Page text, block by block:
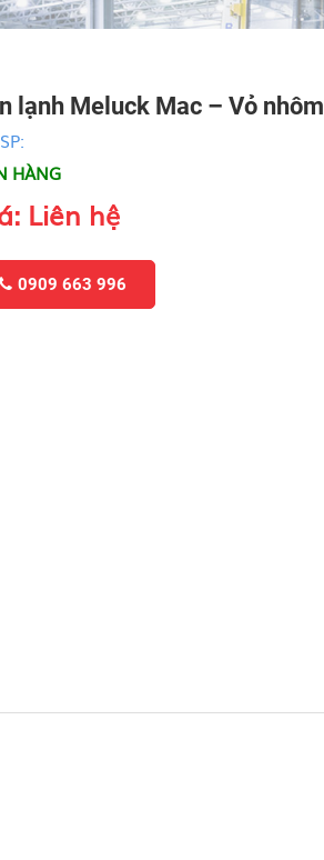
lạnh Meluck Mac – Vỏ nhôm
HÀNG
Liên hệ
0909 663 996